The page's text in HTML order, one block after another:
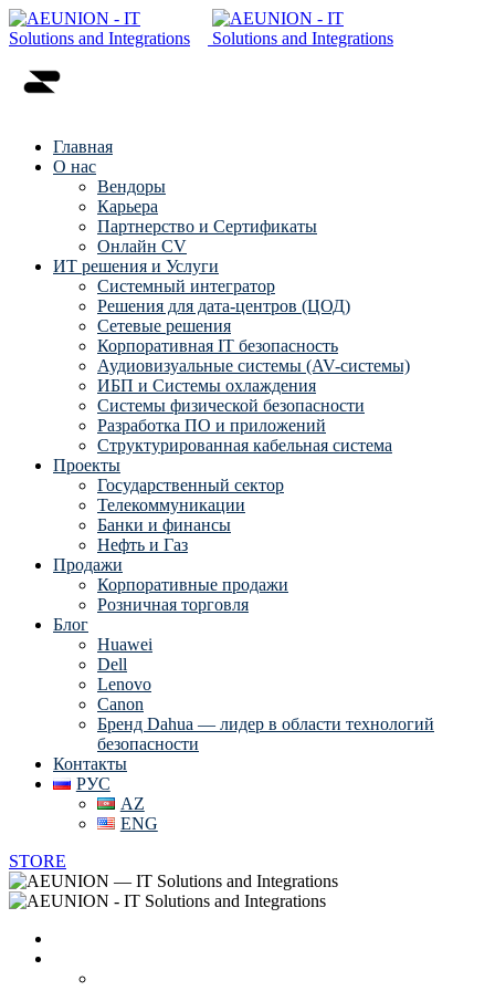
Главная
О нас
Вендоры
Карьера
Партнерство и Сертификаты
Онлайн CV
ИТ решения и Услуги
Системный интегратор
Решения для дата-центров (ЦОД)
Сетевые решения
Корпоративная IT безопасность
Аудиовизуальные системы (AV-системы)
ИБП и Системы охлаждения
Системы физической безопасности
Разработка ПО и приложений
Структурированная кабельная система
Проекты
Государственный сектор
Телекоммуникации
Банки и финансы
Нефть и Газ
Продажи
Корпоративные продажи
Розничная торговля
Блог
Huawei
Dell
Lenovo
Canon
Бренд Dahua — лидер в области технологий
безопасности
Контакты
РУС
AZ
ENG
STORE